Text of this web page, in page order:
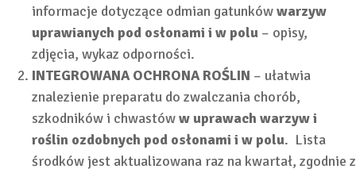
informacje dotyczące odmian gatunkówwarzyw
uprawianych pod osłonami i w polu – opisy,
zdjęcia, wykaz odporności.
INTEGROWANA OCHRONA ROŚLIN – ułatwia
znalezienie preparatu do zwalczania chorób,
szkodników i chwastówwuprawach warzyw i
roślin ozdobnych pod osłonami i w polu. Lista
środków jest aktualizowana raz na kwartał, zgodnie z